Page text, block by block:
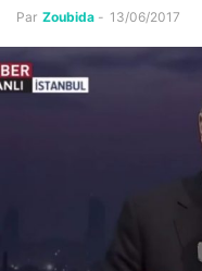
Par Zoubida - 13/06/2017